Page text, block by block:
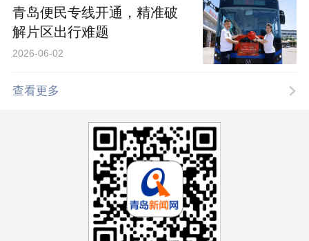
青岛便民专线开通，精准破
解片区出行难题
2026-06-02
查看更多